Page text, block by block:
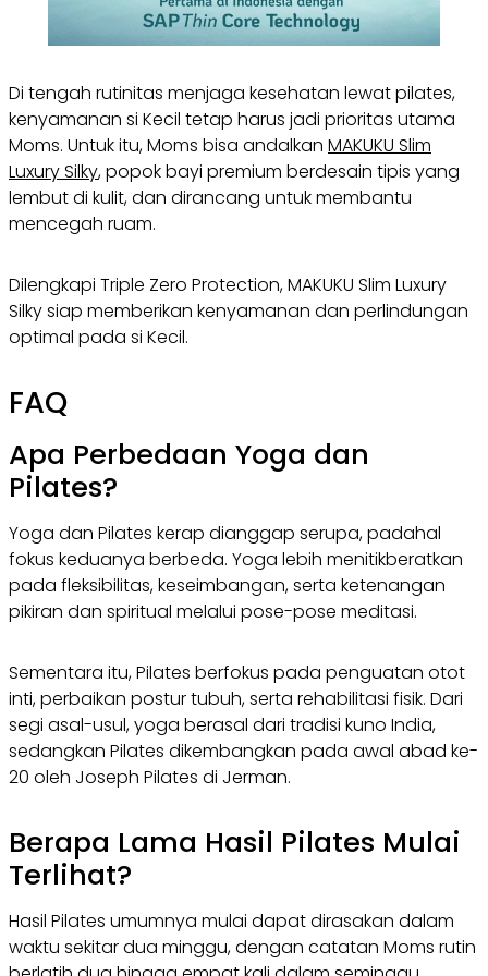
Di tengah rutinitas menjaga kesehatan lewat pilates,
kenyamanan si Kecil tetap harus jadi prioritas utama
Moms. Untuk itu, Moms bisa andalkan MAKUKU Slim
Luxury Silky, popok bayi premium berdesain tipis yang
lembut di kulit, dan dirancang untuk membantu
mencegah ruam.
Dilengkapi Triple Zero Protection, MAKUKU Slim Luxury
Silky siap memberikan kenyamanan dan perlindungan
optimal pada si Kecil.
FAQ
Apa Perbedaan Yoga dan
Pilates?
Yoga dan Pilates kerap dianggap serupa, padahal
fokus keduanya berbeda. Yoga lebih menitikberatkan
pada fleksibilitas, keseimbangan, serta ketenangan
pikiran dan spiritual melalui pose-pose meditasi.
Sementara itu, Pilates berfokus pada penguatan otot
inti, perbaikan postur tubuh, serta rehabilitasi fisik. Dari
segi asal-usul, yoga berasal dari tradisi kuno India,
sedangkan Pilates dikembangkan pada awal abad ke-
20 oleh Joseph Pilates di Jerman.
Berapa Lama Hasil Pilates Mulai
Terlihat?
Hasil Pilates umumnya mulai dapat dirasakan dalam
waktu sekitar dua minggu, dengan catatan Moms rutin